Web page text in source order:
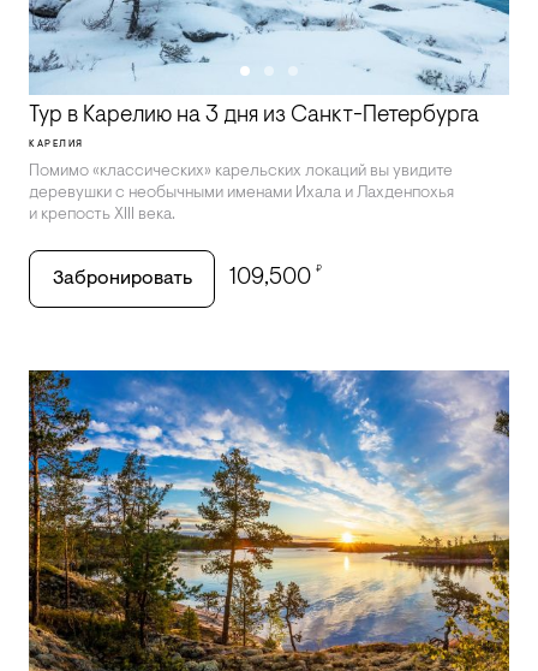
Тур в Карелию на 3 дня из Санкт-Петербурга
КАРЕЛИЯ
Помимо «классических» карельских локаций вы увидите
деревушки с необычными именами Ихала и Лахденпохья
и крепость XIII века.
Забронировать 109,500 ₽